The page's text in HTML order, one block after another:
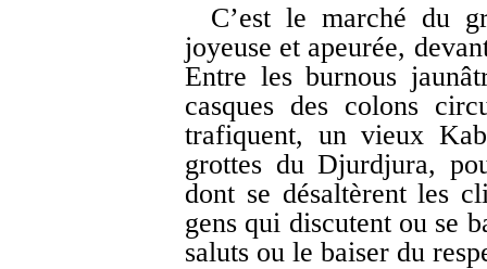
C’est le marché du
joyeuse et apeurée,
Entre les burnous
casques des colons
trafiquent, un vieux
grottes du Djurdjura,
dont se désaltèrent les
gens qui discutent ou se
saluts ou le baiser du